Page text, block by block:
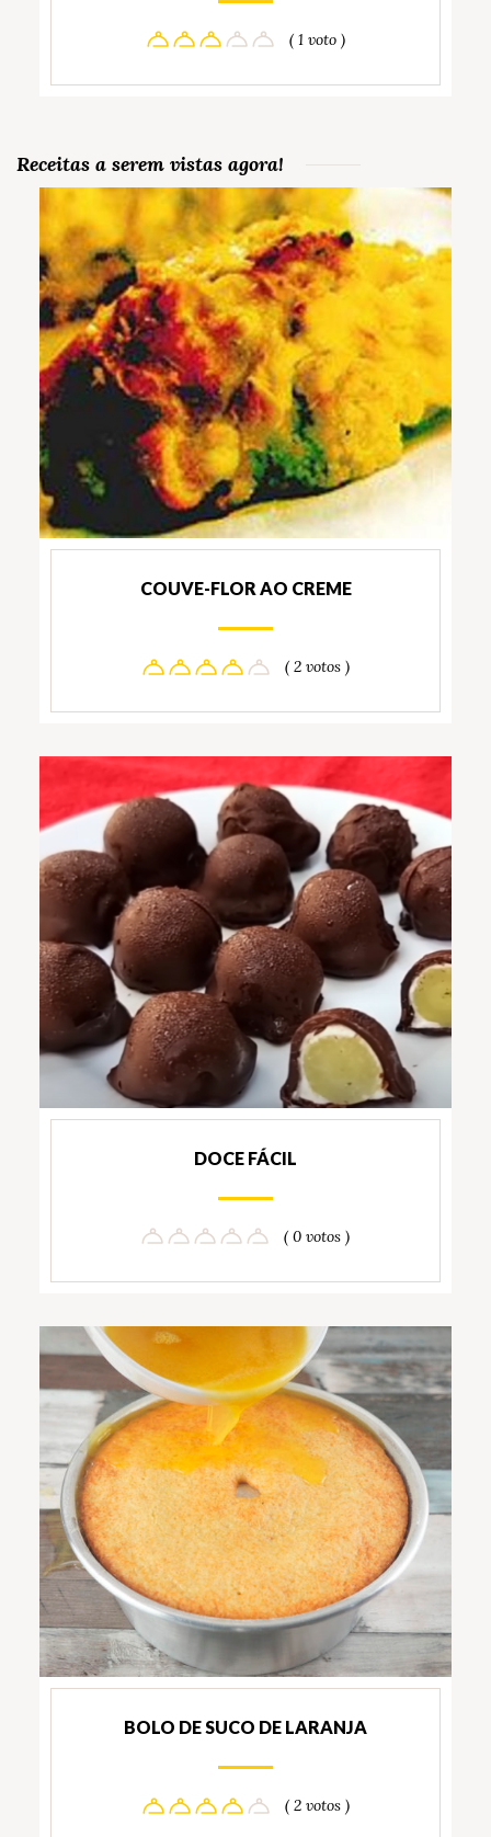
( 1 voto )
Receitas a serem vistas agora!
COUVE-FLOR AO CREME
( 2 votos )
DOCE FÁCIL
( 0 votos )
BOLO DE SUCO DE LARANJA
( 2 votos )